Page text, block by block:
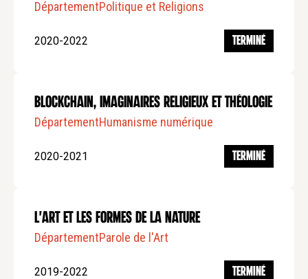
DépartementPolitique et Religions
2020-2022 TERMINÉ
Blockchain, imaginaires religieux et théologie
DépartementHumanisme numérique
2020-2021 TERMINÉ
L'art et les formes de la nature
DépartementParole de l'Art
2019-2022 TERMINÉ